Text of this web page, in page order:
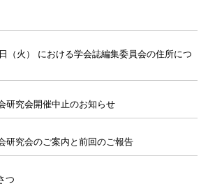
（火） における学会誌編集委員会の住所につ
研究会開催中止のお知らせ
研究会のご案内と前回のご報告
つ